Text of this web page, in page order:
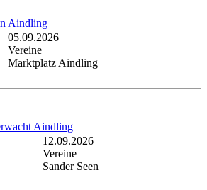
Aindling
05.09.2026
Vereine
Marktplatz Aindling
Aindling
12.09.2026
Vereine
Sander Seen